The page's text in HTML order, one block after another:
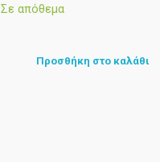
Σε απόθεμα
Προσθήκη στο καλάθι